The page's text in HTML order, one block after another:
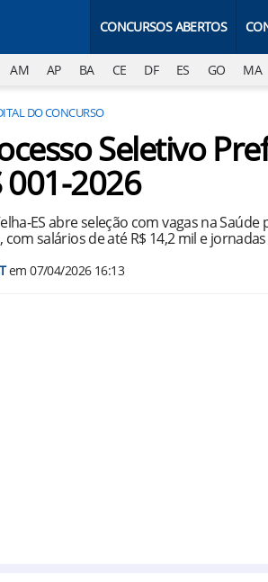
CONCURSOS ABERTOS
AM AP BA CE DF ES GO MA
DO CONCURSO
Seletivo
001-2026
ES abre seleção com vagas na
salários de até R$ 14,2 mil e
em07/04/2026 16:13